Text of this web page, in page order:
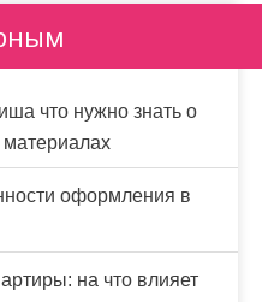
что нужно знать о
оформления в
на что влияет